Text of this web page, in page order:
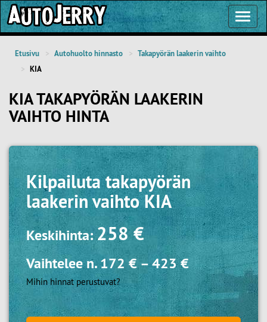
Etusivu Autohuolto hinnasto
Takapyörän laakerin vaihto
KIA
KIA TAKAPYÖRÄN LAAKERIN
VAIHTO HINTA
Kilpailutatakapyörän
laakerin vaihto KIA
Keskihinta:258 €
Vaihtelee n.172 €–423 €
Mihin hinnat perustuvat?